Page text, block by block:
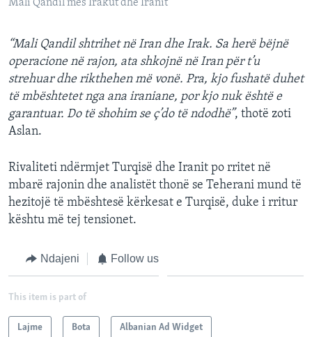
Mali Qandil mes Irakut dhe Iranit
“Mali Qandil shtrihet në Iran dhe Irak. Sa herë bëjnë
operacione në rajon, ata shkojnë në Iran për t’u
strehuar dhe rikthehen më vonë. Pra, kjo fushatë duhet
të mbështetet nga ana iraniane, por kjo nuk është e
garantuar. Do të shohim se ç’do të ndodhë”, thotë zoti
Aslan.
Rivaliteti ndërmjet Turqisë dhe Iranit po rritet në
mbarë rajonin dhe analistët thonë se Teherani mund të
hezitojë të mbështesë kërkesat e Turqisë, duke i rritur
kështu më tej tensionet.
Ndajeni Follow us
This item is part of
Lajme Bota Albanian Ad Widget